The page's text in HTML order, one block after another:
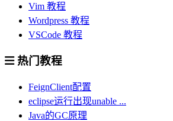
Vim 教程
Wordpress 教程
VSCode 教程
热门教程
FeignClient配置
eclipse运行出现unable ...
Java的GC原理